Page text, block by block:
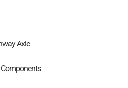
Axle
Components